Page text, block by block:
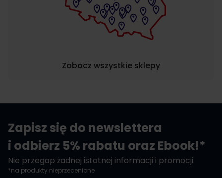
Zobacz wszystkie sklepy
Zapisz się do newslettera
i odbierz 5% rabatu oraz Ebook!*
Nie przegap żadnej istotnej informacji i promocji.
*na produkty nieprzecenione